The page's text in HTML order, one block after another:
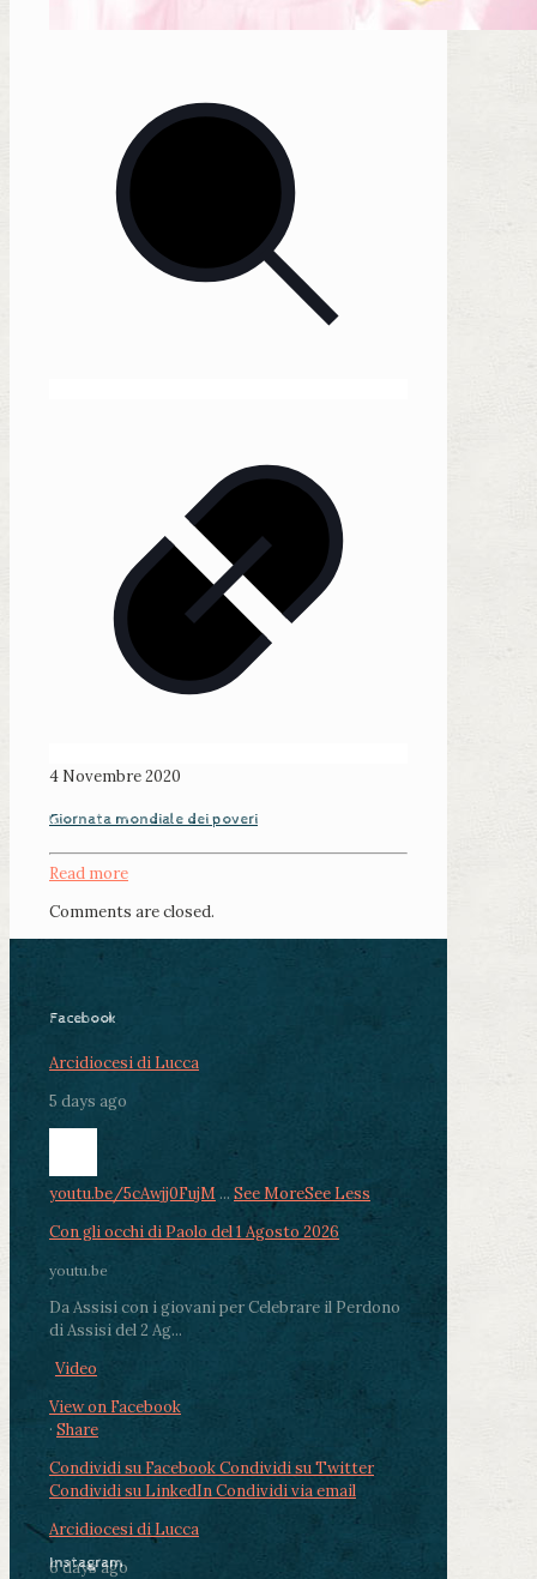
4 Novembre 2020
Giornata mondiale dei poveri
Read more
Comments are closed.
Facebook
Arcidiocesi di Lucca
5 days ago
youtu.be/5cAwjj0FujM ... See MoreSee Less
Con gli occhi di Paolo del 1 Agosto 2026
youtu.be
Da Assisi con i giovani per Celebrare il Perdono
di Assisi del 2 Ag...
Video
View on Facebook
· Share
Condividi su FacebookCondividi su Twitter
Condividi su LinkedInCondividi via email
Arcidiocesi di Lucca
6 days ago
Instagram